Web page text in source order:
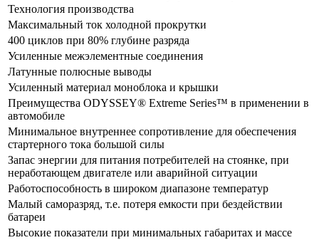
Технология производства
Максимальный ток холодной прокрутки
400 циклов при 80% глубине разряда
Усиленные межэлементные соединения
Латунные полюсные выводы
Усиленный материал моноблока и крышки
Преимущества ODYSSEY® Extreme Series™ в применении в
автомобиле
Минимальное внутреннее сопротивление для обеспечения
стартерного тока большой силы
Запас энергии для питания потребителей на стоянке, при
неработающем двигателе или аварийной ситуации
Работоспособность в широком диапазоне температур
Малый саморазряд, т.е. потеря емкости при бездействии
батареи
Высокие показатели при минимальных габаритах и массе